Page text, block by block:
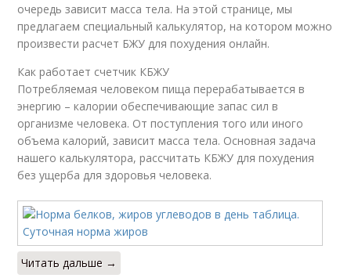
очередь зависит масса тела. На этой странице, мы
предлагаем специальный калькулятор, на котором можно
произвести расчет БЖУ для похудения онлайн.
Как работает счетчик КБЖУ
Потребляемая человеком пища перерабатывается в
энергию – калории обеспечивающие запас сил в
организме человека. От поступления того или иного
объема калорий, зависит масса тела. Основная задача
нашего калькулятора, рассчитать КБЖУ для похудения
без ущерба для здоровья человека.
Читать дальше →